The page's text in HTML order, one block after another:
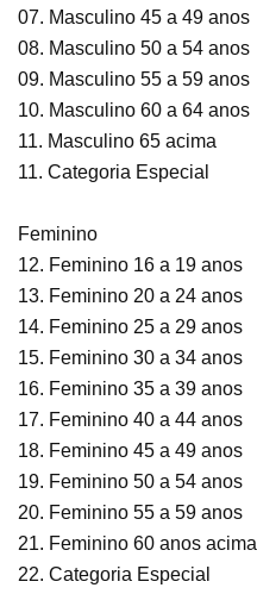
07. Masculino 45 a 49 anos
08. Masculino 50 a 54 anos
09. Masculino 55 a 59 anos
10. Masculino 60 a 64 anos
11. Masculino 65 acima
11. Categoria Especial
Feminino
12. Feminino 16 a 19 anos
13. Feminino 20 a 24 anos
14. Feminino 25 a 29 anos
15. Feminino 30 a 34 anos
16. Feminino 35 a 39 anos
17. Feminino 40 a 44 anos
18. Feminino 45 a 49 anos
19. Feminino 50 a 54 anos
20. Feminino 55 a 59 anos
21. Feminino 60 anos acima
22. Categoria Especial